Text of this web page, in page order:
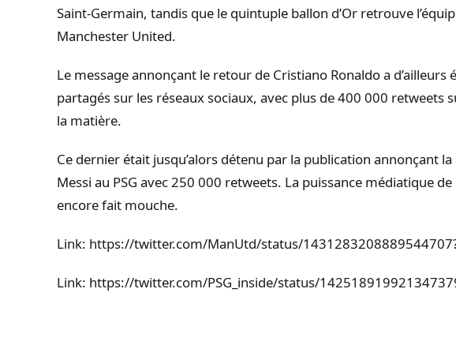
Saint-Germain, tandis que le quintuple ballon d’Or retrouve
Manchester United.
Le message annonçant le retour de Cristiano Ronaldo a d’ailleurs
partagés sur les réseaux sociaux, avec plus de 400 000 retweets
la matière.
Ce dernier était jusqu’alors détenu par la publication annonçant
Messi au PSG avec 250 000 retweets. La puissance médiatique de
encore fait mouche.
Link: https://twitter.com/ManUtd/status/
Link: https://twitter.com/PSG_inside/status/